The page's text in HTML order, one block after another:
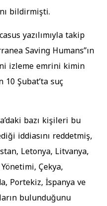
bildirmişti.
yazılımıyla takip
Saving Humans”ın
izleme emrini kimin
Şubat’ta suç
bazı kişileri bu
iddiasını reddetmiş,
Letonya, Litvanya,
Çekya,
Portekiz, İspanya ve
bulunduğunu